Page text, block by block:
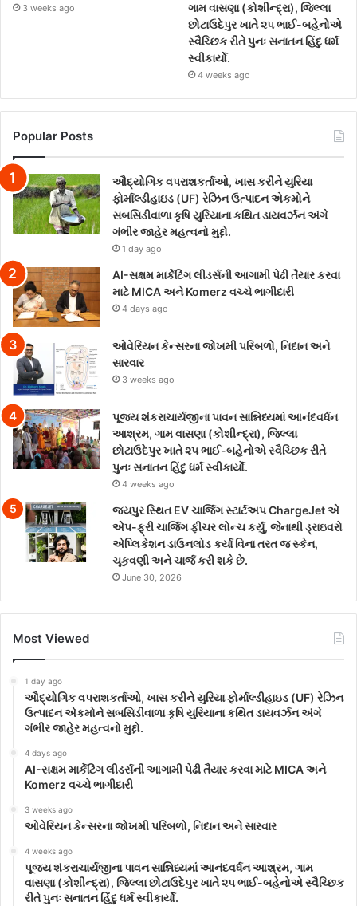
3 weeks ago
ગામ વાસણા (કોશીન્દ્રા), જિલ્લા
છોટાઉદેપુર ખાતે ૨૫ ભાઈ-બહેનોએ
સ્વૈચ્છિક રીતે પુનઃ સનાતન હિંદુ ધર્મ
સ્વીકાર્યો.
4 weeks ago
Popular Posts
ઔદ્યોગિક વપરાશકર્તાઓ, ખાસ કરીને યુરિયા
ફોર્માલ્ડીહાઇડ (UF) રેઝિન ઉત્પાદન એકમોને
સબસિડીવાળા કૃષિ યુરિયાના કથિત ડાયવર્ઝન અંગે
ગંભીર જાહેર મહત્વનો મુદ્દો.
1 day ago
AI-સક્ષમ માર્કેટિંગ લીડર્સની આગામી પેઢી તૈયાર કરવા
માટે MICA અને Komerz વચ્ચે ભાગીદારી
4 days ago
ઓવેરિયન કેન્સરના જોખમી પરિબળો, નિદાન અને
સારવાર
3 weeks ago
પૂજ્ય શંકરાચાર્યજીના પાવન સાન્નિધ્યમાં આનંદવર્ધન
આશ્રમ, ગામ વાસણા (કોશીન્દ્રા), જિલ્લા
છોટાઉદેપુર ખાતે ૨૫ ભાઈ-બહેનોએ સ્વૈચ્છિક રીતે
પુનઃ સનાતન હિંદુ ધર્મ સ્વીકાર્યો.
4 weeks ago
જયપુર સ્થિત EV ચાર્જિંગ સ્ટાર્ટઅપ ChargeJet એ
એપ-ફ્રી ચાર્જિંગ ફીચર લોન્ચ કર્યું, જેનાથી ડ્રાઇવરો
એપ્લિકેશન ડાઉનલોડ કર્યા વિના તરત જ સ્કેન,
ચૂકવણી અને ચાર્જ કરી શકે છે.
June 30, 2026
Most Viewed
1 day ago
ઔદ્યોગિક વપરાશકર્તાઓ, ખાસ કરીને યુરિયા ફોર્માલ્ડીહાઇડ (UF) રેઝિન
ઉત્પાદન એકમોને સબસિડીવાળા કૃષિ યુરિયાના કથિત ડાયવર્ઝન અંગે
ગંભીર જાહેર મહત્વનો મુદ્દો.
4 days ago
AI-સક્ષમ માર્કેટિંગ લીડર્સની આગામી પેઢી તૈયાર કરવા માટે MICA અને
Komerz વચ્ચે ભાગીદારી
3 weeks ago
ઓવેરિયન કેન્સરના જોખમી પરિબળો, નિદાન અને સારવાર
4 weeks ago
પૂજ્ય શંકરાચાર્યજીના પાવન સાન્નિધ્યમાં આનંદવર્ધન આશ્રમ, ગામ
વાસણા (કોશીન્દ્રા), જિલ્લા છોટાઉદેપુર ખાતે ૨૫ ભાઈ-બહેનોએ સ્વૈચ્છિક
રીતે પુનઃ સનાતન હિંદુ ધર્મ સ્વીકાર્યો.